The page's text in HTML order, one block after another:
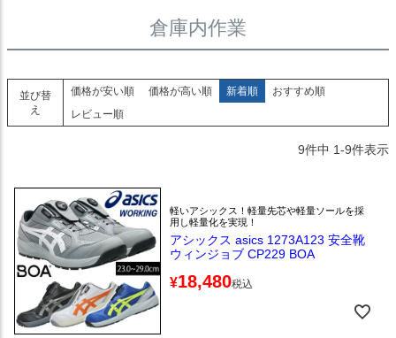
倉庫内作業
並び替
え
価格が安い順 価格が高い順 新着順
おすすめ順
レビュー順
9件中 1-9件表示
軽いアシックス！軽量先芯や軽量ソールを採
用し軽量化を実現！
アシックス asics 1273A123 安全靴
ウィンジョブ CP229 BOA
¥18,480税込